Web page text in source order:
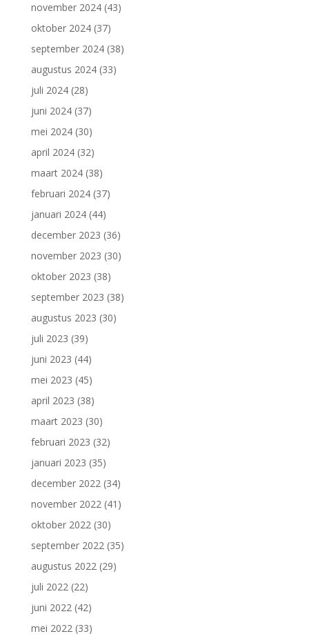
november 2024(43)
oktober 2024(37)
september 2024(38)
augustus 2024(33)
juli 2024(28)
juni 2024(37)
mei 2024(30)
april 2024(32)
maart 2024(38)
februari 2024(37)
januari 2024(44)
december 2023 (36)
november 2023 (30)
oktober 2023 (38)
september 2023 (38)
augustus 2023 (30)
juli 2023 (39)
juni 2023 (44)
mei 2023 (45)
april 2023 (38)
maart 2023 (30)
februari 2023 (32)
januari 2023 (35)
december 2022(34)
november 2022(41)
oktober 2022(30)
september 2022(35)
augustus 2022(29)
juli 2022(22)
juni 2022(42)
mei 2022(33)